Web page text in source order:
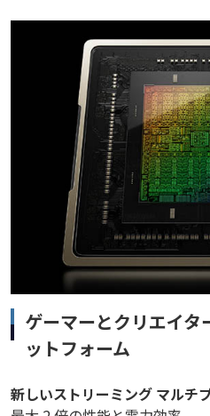
ゲーマーとクリエイタ
ットフォーム
新しいストリーミング マルチ